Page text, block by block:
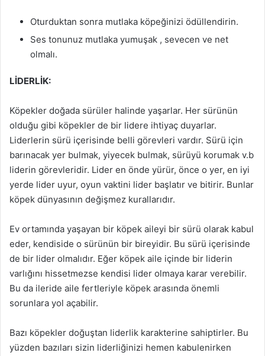
Oturduktan sonra mutlaka köpeğinizi ödüllendirin.
Ses tonunuz mutlaka yumuşak , sevecen ve net
olmalı.
LİDERLİK:
Köpekler doğada sürüler halinde yaşarlar. Her sürünün
olduğu gibi köpekler de bir lidere ihtiyaç duyarlar.
Liderlerin sürü içerisinde belli görevleri vardır. Sürü için
barınacak yer bulmak, yiyecek bulmak, sürüyü korumak v.b
liderin görevleridir. Lider en önde yürür, önce o yer, en iyi
yerde lider uyur, oyun vaktini lider başlatır ve bitirir. Bunlar
köpek dünyasının değişmez kurallarıdır.
Ev ortamında yaşayan bir köpek aileyi bir sürü olarak kabul
eder, kendiside o sürünün bir bireyidir. Bu sürü içerisinde
de bir lider olmalıdır. Eğer köpek aile içinde bir liderin
varlığını hissetmezse kendisi lider olmaya karar verebilir.
Bu da ileride aile fertleriyle köpek arasında önemli
sorunlara yol açabilir.
Bazı köpekler doğuştan liderlik karakterine sahiptirler. Bu
yüzden bazıları sizin liderliğinizi hemen kabulenirken